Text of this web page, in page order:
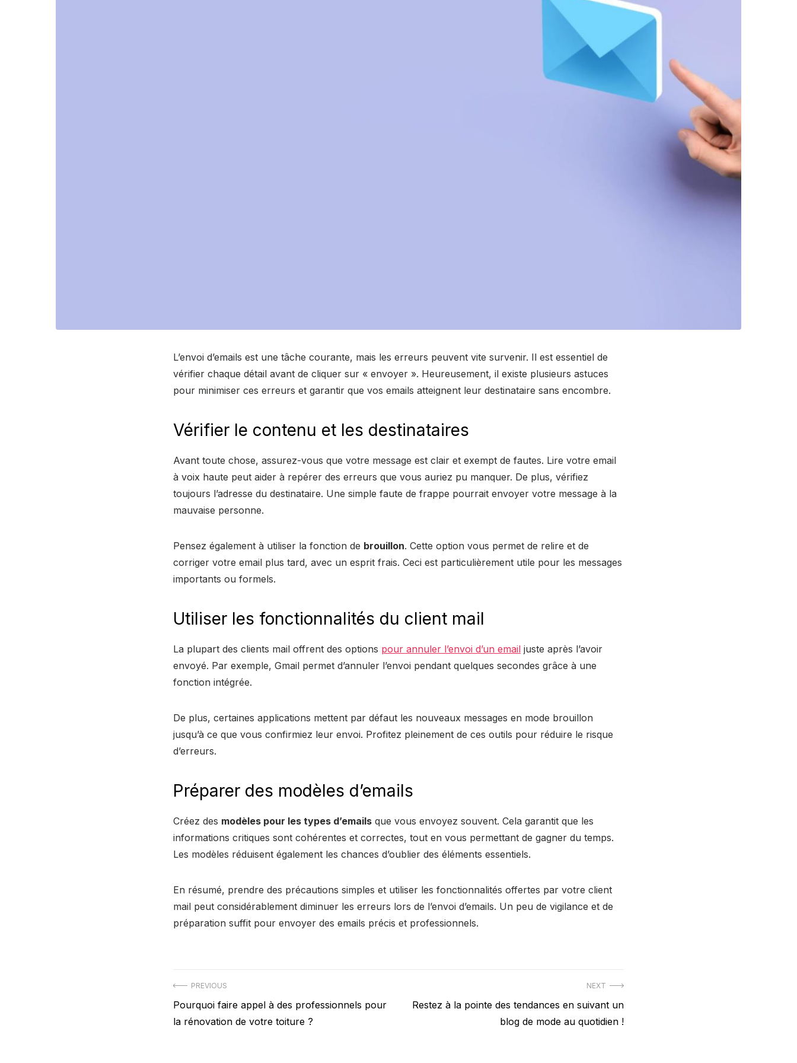
L’envoi d’emails est une tâche courante, mais les erreurs peuvent vite survenir. Il est essentiel de
vérifier chaque détail avant de cliquer sur « envoyer ». Heureusement, il existe plusieurs astuces
pour minimiser ces erreurs et garantir que vos emails atteignent leur destinataire sans encombre.
Vérifier le contenu et les destinataires
Avant toute chose, assurez-vous que votre message est clair et exempt de fautes. Lire votre email
à voix haute peut aider à repérer des erreurs que vous auriez pu manquer. De plus, vérifiez
toujours l’adresse du destinataire. Une simple faute de frappe pourrait envoyer votre message à la
mauvaise personne.
Pensez également à utiliser la fonction de brouillon. Cette option vous permet de relire et de
corriger votre email plus tard, avec un esprit frais. Ceci est particulièrement utile pour les messages
importants ou formels.
Utiliser les fonctionnalités du client mail
La plupart des clients mail offrent des options pour annuler l’envoi d’un email juste après l’avoir
envoyé. Par exemple, Gmail permet d’annuler l’envoi pendant quelques secondes grâce à une
fonction intégrée.
De plus, certaines applications mettent par défaut les nouveaux messages en mode brouillon
jusqu’à ce que vous confirmiez leur envoi. Profitez pleinement de ces outils pour réduire le risque
d’erreurs.
Préparer des modèles d’emails
Créez des modèles pour les types d’emails que vous envoyez souvent. Cela garantit que les
informations critiques sont cohérentes et correctes, tout en vous permettant de gagner du temps.
Les modèles réduisent également les chances d’oublier des éléments essentiels.
En résumé, prendre des précautions simples et utiliser les fonctionnalités offertes par votre client
mail peut considérablement diminuer les erreurs lors de l’envoi d’emails. Un peu de vigilance et de
préparation suffit pour envoyer des emails précis et professionnels.
Navigation
de
PREVIOUS
Previous
post:
Pourquoi faire appel à des professionnels pour
la rénovation de votre toiture ?
NEXT
Next
Restez à la pointe des tendances en suivant un
blog de mode au quotidien !